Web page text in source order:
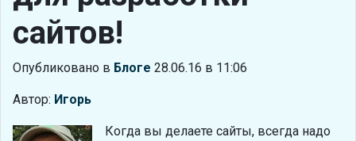
сайтов!
Опубликовано в Блоге 28.06.16 в 11:06
Автор: Игорь
Когда вы делаете сайты, всегда надо